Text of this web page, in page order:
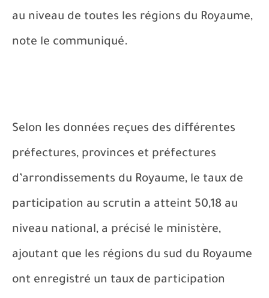
au niveau de toutes les régions du Royaume,
note le communiqué.
Selon les données reçues des différentes
préfectures, provinces et préfectures
d’arrondissements du Royaume, le taux de
participation au scrutin a atteint 50,18 au
niveau national, a précisé le ministère,
ajoutant que les régions du sud du Royaume
ont enregistré un taux de participation